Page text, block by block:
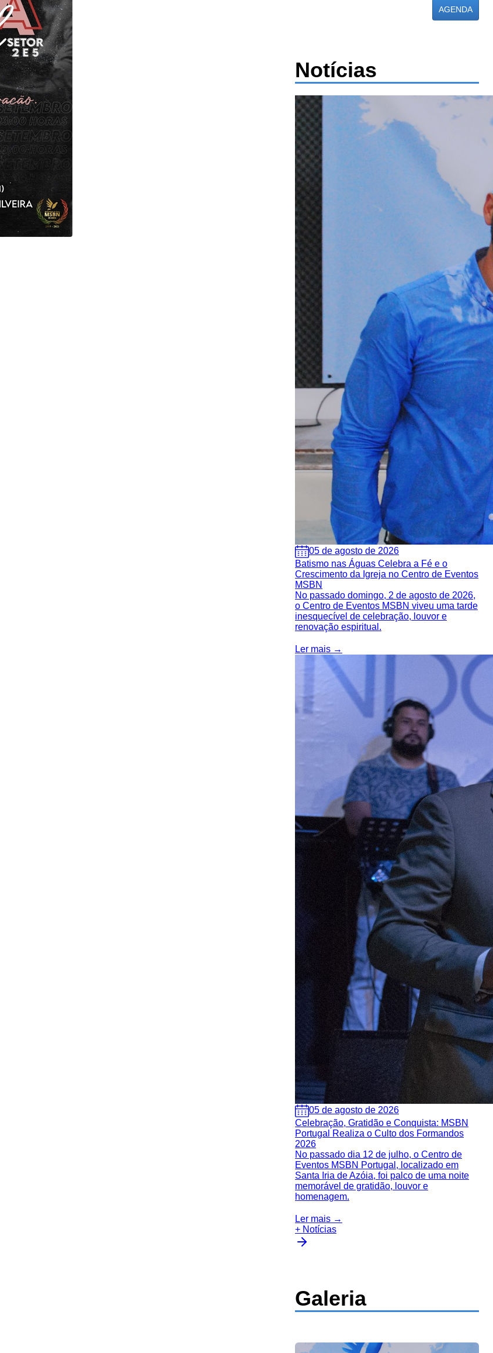
AGENDA
Notícias
05 de agosto de 2026
Batismo nas Águas Celebra a Fé e o
Crescimento da Igreja no Centro de Eventos
MSBN
No passado domingo, 2 de agosto de 2026,
o Centro de Eventos MSBN viveu uma tarde
inesquecível de celebração, louvor e
renovação espiritual.
Ler mais →
05 de agosto de 2026
Celebração, Gratidão e Conquista: MSBN
Portugal Realiza o Culto dos Formandos
2026
No passado dia 12 de julho, o Centro de
Eventos MSBN Portugal, localizado em
Santa Iria de Azóia, foi palco de uma noite
memorável de gratidão, louvor e
homenagem.
Ler mais →
+ Notícias
Galeria